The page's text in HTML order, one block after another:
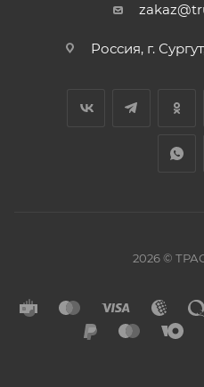
Россия, г.
2026 ©